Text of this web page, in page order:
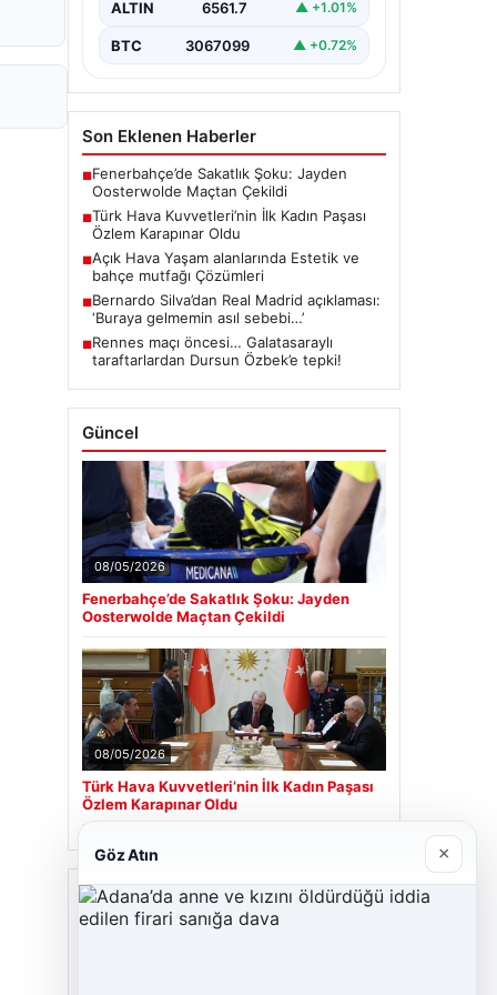
ALTIN 6561.7 ▲ +1.01%
BTC 3067099 ▲ +0.72%
Son Eklenen Haberler
■Fenerbahçe’de Sakatlık Şoku: Jayden
Oosterwolde Maçtan Çekildi
■Türk Hava Kuvvetleri’nin İlk Kadın Paşası
Özlem Karapınar Oldu
■Açık Hava Yaşam alanlarında Estetik ve
bahçe mutfağı Çözümleri
■Bernardo Silva’dan Real Madrid açıklaması:
‘Buraya gelmemin asıl sebebi…’
■Rennes maçı öncesi… Galatasaraylı
taraftarlardan Dursun Özbek’e tepki!
Güncel
08/05/2026
Fenerbahçe’de Sakatlık Şoku: Jayden
Oosterwolde Maçtan Çekildi
08/05/2026
Türk Hava Kuvvetleri’nin İlk Kadın Paşası
Özlem Karapınar Oldu
Son Eklenen Firmalar
Göz Atın ×